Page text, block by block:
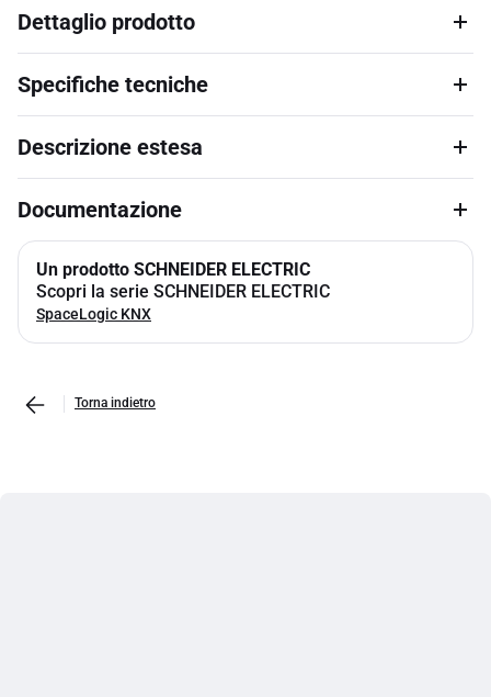
Dettaglio prodotto
Specifiche tecniche
Descrizione estesa
Documentazione
Un prodotto SCHNEIDER ELECTRIC
Scopri la serie SCHNEIDER ELECTRIC
SpaceLogic KNX
Torna indietro